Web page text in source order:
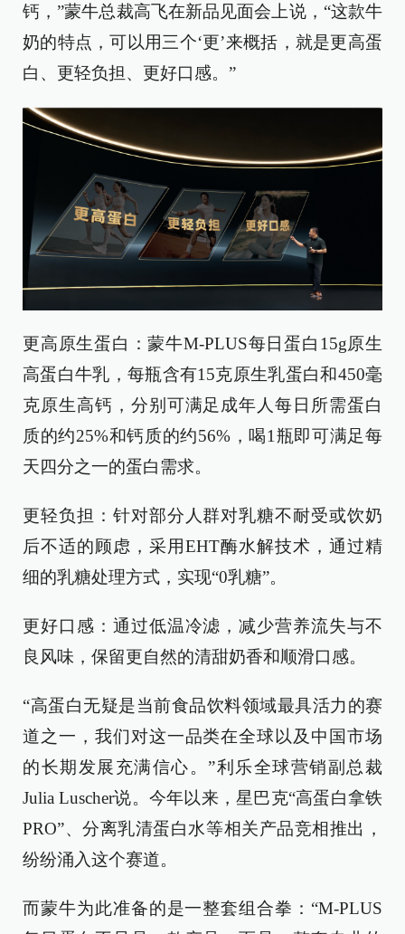
钙，”蒙牛总裁高飞在新品见面会上说，“这款牛
奶的特点，可以用三个‘更’来概括，就是更高蛋
白、更轻负担、更好口感。”
更高原生蛋白：蒙牛M-PLUS每日蛋白15g原生
高蛋白牛乳，每瓶含有15克原生乳蛋白和450毫
克原生高钙，分别可满足成年人每日所需蛋白
质的约25%和钙质的约56%，喝1瓶即可满足每
天四分之一的蛋白需求。
更轻负担：针对部分人群对乳糖不耐受或饮奶
后不适的顾虑，采用EHT酶水解技术，通过精
细的乳糖处理方式，实现“0乳糖”。
更好口感：通过低温冷滤，减少营养流失与不
良风味，保留更自然的清甜奶香和顺滑口感。
“高蛋白无疑是当前食品饮料领域最具活力的赛
道之一，我们对这一品类在全球以及中国市场
的长期发展充满信心。”利乐全球营销副总裁
Julia Luscher说。今年以来，星巴克“高蛋白拿铁
PRO”、分离乳清蛋白水等相关产品竞相推出，
纷纷涌入这个赛道。
而蒙牛为此准备的是一整套组合拳：“M-PLUS